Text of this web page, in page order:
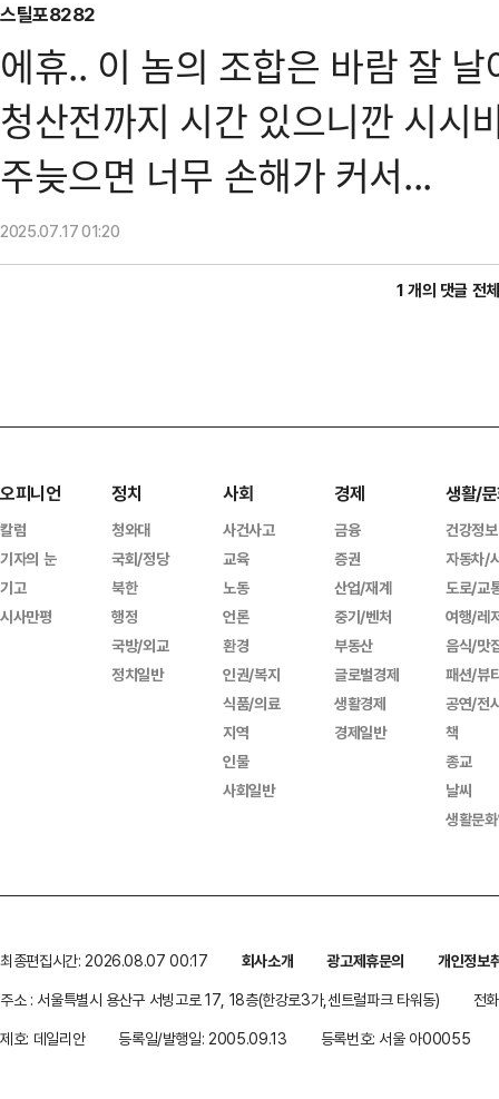
스틸포8282
에휴.. 이 놈의 조합은 바람 잘
청산전까지 시간 있으니깐 시시
주늦으면 너무 손해가 커서...
2025.07.1701:20
1 개의 댓글 전
오피니언
칼럼
기자의 눈
기고
시사만평
정치
청와대
국회/정당
북한
행정
국방/외교
정치일반
사회
사건사고
교육
노동
언론
환경
인권/복지
식품/의료
지역
인물
사회일반
경제
금융
증권
산업/재계
중기/벤처
부동산
글로벌경제
생활경제
경제일반
생활/
건강정보
자동차/
도로/교
여행/레
음식/맛
패션/뷰
공연/전
책
종교
날씨
생활문
최종편집시간: 2026.08.07 00:17 회사소개 광고제휴문의
개인정보
주소 : 서울특별시 용산구 서빙고로 17, 18층(한강로3가,센트럴파크 타워동)
전
제호: 데일리안
등록일/발행일: 2005.09.13 등록번호: 서울 아00055